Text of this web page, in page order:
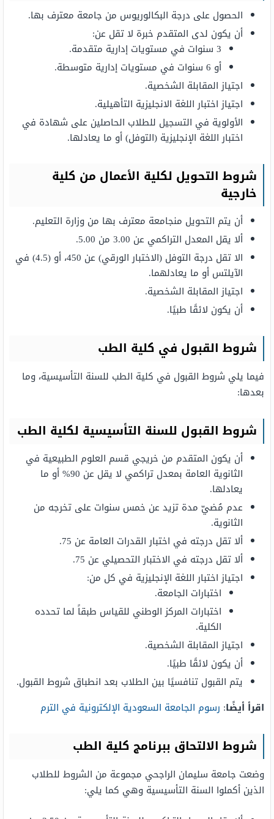
الحصول على درجة البكالوريوس من جامعة معترف بها.
أن يكون لدى المتقدم خبرة لا تقل عن:
3 سنوات في مستويات إدارية متقدمة.
أو 6 سنوات في مستويات إدارية متوسطة.
اجتياز المقابلة الشخصية.
اجتياز اختبار اللغة الانجليزية التأهيلية.
الأولوية في التسجيل للطلاب الحاصلين على شهادة في
اختبار اللغة الإنجليزية (التوفل) أو ما يعادلها.
شروط التحویل لكلیة الأعمال من كلية
خارجية
أن يتم التحويل منجامعة معترف بھا من وزارة التعلیم.
ألا یقل المعدل التراكمي عن 3.00 من 5.00.
الا تقل درجة التوفل (الاختبار الورقي) عن 450، أو (4.5) في
الآیلتس أو ما یعادلھما.
اجتياز المقابلة الشخصية.
أن يكون لائقًا طبيًا.
شروط القبول في كلية الطب
فيما يلي شروط القبول في كلية الطب للسنة التأسيسية، وما
بعدها:
شروط القبول للسنة التأسيسية لكلية الطب
أن یكون المتقدم من خریجي قسم العلوم الطبیعیة في
الثانویة العامة بمعدل تراكمي لا یقل عن 90% أو ما
یعادلھا.
عدم مُضيّ مدة تزید عن خمس سنوات على تخرجه من
الثانویة.
ألا تقل درجته في اختبار القدرات العامة عن 75.
ألا تقل درجته في الاختبار التحصیلي عن 75.
اجتیاز اختبار اللغة الإنجلیزیة في كل من:
اختبارات الجامعة.
اختبارات المركز الوطني للقیاس طبقاً لما تحدده
الكلية.
اجتياز المقابلة الشخصية.
أن يكون لائقًا طبيًا.
یتم القبول تنافسيًا بین الطلاب بعد انطباق شروط القبول.
اقرأ أيضًا: رسوم الجامعة السعودية الإلكترونية في الترم
شروط الالتحاق ببرنامج كلية الطب
وضعت جامعة سليمان الراجحي مجموعة من الشروط للطلاب
الذين أكملوا السنة التأسيسية وهي كما يلي: